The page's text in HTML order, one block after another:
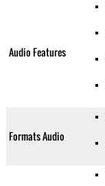
Audio Features
Formats Audio